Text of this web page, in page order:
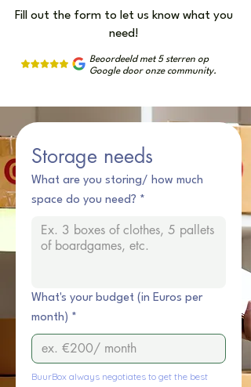
Fill out the form to let us know what you
need!
Beoordeeld met 5 sterren op
Google door onze community.
Storage needs
What are you storing/ how much
space do you need? *
What's your budget (in Euros per
month) *
BuurBox always negotiates to get the best